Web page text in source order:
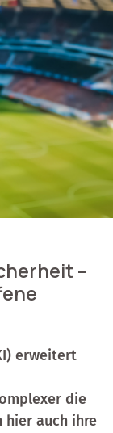
–
erweitert
die
hier auch ihre